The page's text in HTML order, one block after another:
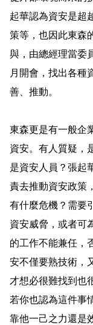
起華認為資安是超
策等，也因此東森
與，由總經理當委
月開會，找出各種
善、推動。
東森更是有一般企
資安。有人質疑，
是資安人員？張起
責去推動資安政策
有什麼危機？需要
資安威脅，或者可
的工作不能兼任，
安不僅要熟技術，
才想必很難找到也
若你也認為這件事
靠他一己之力還是